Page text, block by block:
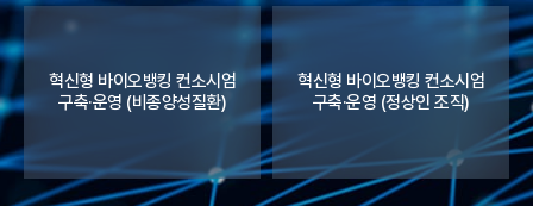
혁신형 바이오뱅킹 컨소시엄
구축·운영 (비종양성질환)
혁신형 바이오뱅킹 컨소시엄
구축·운영 (정상인 조직)